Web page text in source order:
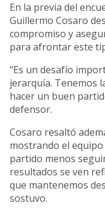
En la previa del
Guillermo Cosaro
compromiso y
para afrontar este
"Es un desafío
jerarquía. Tenemos
hacer un buen
defensor.
Cosaro resaltó
mostrando el
partido menos
resultados se ven
que mantenemos
sostuvo.